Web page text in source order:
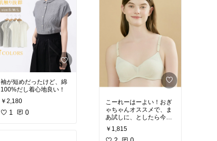
袖が短めだったけど、綿
100%だし着心地良い！
￥2,180
1 0
こーれーはーよい！おぎ
ゃちゃんオススメで、ま
あ試しに、としたら今ま
絶対リピ！
￥1,815